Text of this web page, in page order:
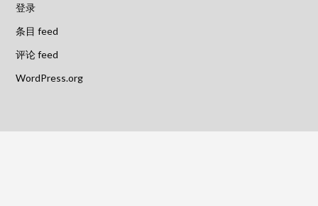
登录
条目 feed
评论 feed
WordPress.org